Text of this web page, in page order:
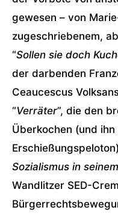
gewesen – von
zugeschriebenem,
“Sollen sie doch
der darbenden
Ceaucescus
“Verräter”, die den
Überkochen (und
Sozialismus in
Wandlitzer SED-